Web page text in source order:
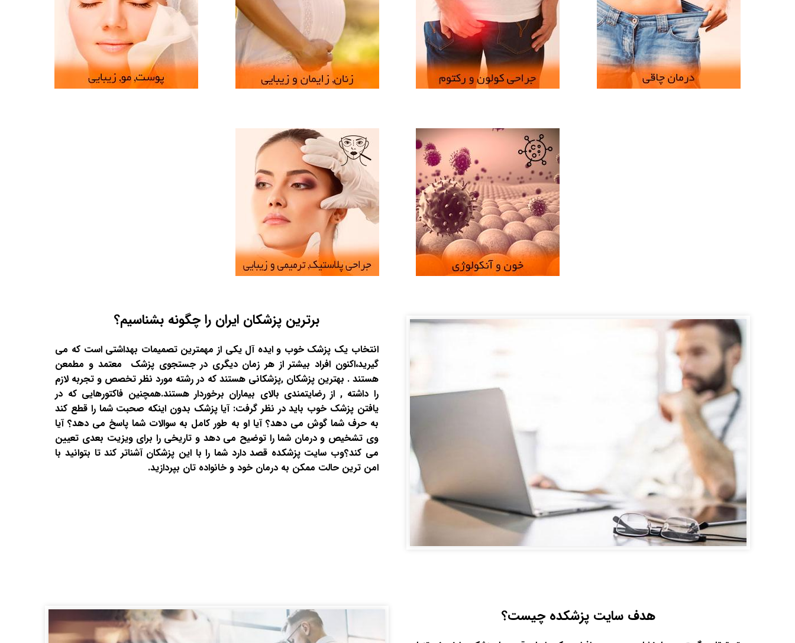
برترین پزشکان ایران را چگونه بشناسیم؟
انتخاب یک پزشک خوب و ایده آل یکی از مهمترین تصمیمات بهداشتی است که می
گیرید،اکنون افراد بیشتر از هر زمان دیگری در جستجوی پزشک معتمد و مطمعن
هستند . بهترین پزشکان ,پزشکانی هستند که در رشته مورد نظر تخصص و تجربه لازم
را داشته , از رضایتمندی بالای بیماران برخوردار هستند.همچنین فاکتورهایی که در
یافتن پزشک خوب باید در نظر گرفت: آیا پزشک بدون اینکه صحبت شما را قطع کند
به حرف شما گوش می دهد؟ آیا او به طور کامل به سوالات شما پاسخ می دهد؟ آیا
وی تشخیص و درمان شما را توضیح می دهد و تاریخی را برای ویزیت بعدی تعیین
می کند؟وب سایت پزشکده قصد دارد شما را با این پزشکان آشناتر کند تا بتوانید با
امن ترین حالت ممکن به درمان خود و خانواده تان بپردازید.
هدف سایت پزشکده چیست؟